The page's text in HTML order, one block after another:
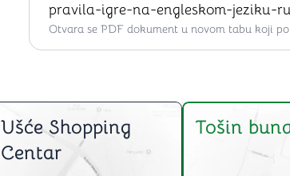
pravila-igre-na-engleskom-jeziku-
Otvara se PDF dokument u novom tabu koji
Ušće Shopping
Centar
Tošin